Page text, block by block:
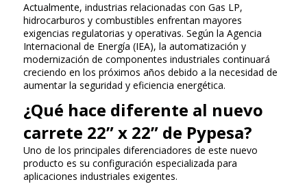
Actualmente, industrias relacionadas con Gas LP,
hidrocarburos y combustibles enfrentan mayores
exigencias regulatorias y operativas. Según la Agencia
Internacional de Energía (IEA), la automatización y
modernización de componentes industriales continuará
creciendo en los próximos años debido a la necesidad de
aumentar la seguridad y eficiencia energética.
¿Qué hace diferente al nuevo
carrete 22” x 22” de Pypesa?
Uno de los principales diferenciadores de este nuevo
producto es su configuración especializada para
aplicaciones industriales exigentes.